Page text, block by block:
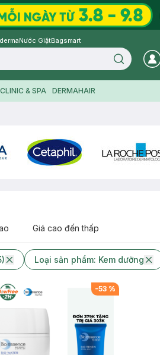
Nước GiặtBagsmart
Search icon
CLINIC & SPA DERMAHAIR
Giá cao đến thấp
Loại sản phẩm: Kem dưỡng
-53 %